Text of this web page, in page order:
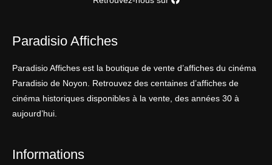
Paradisio Affiches
Paradisio Affiches est la boutique de vente d’affiches du cinéma
Paradisio de Noyon. Retrouvez des centaines d’affiches de
cinéma historiques disponibles à la vente, des années 30 à
aujourd’hui.
Informations